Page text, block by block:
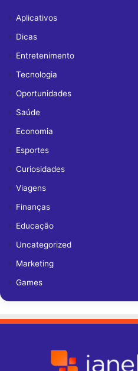
Aplicativos
Dicas
Entretenimento
Tecnologia
Oportunidades
Saúde
Economia
Esportes
Curiosidades
Viagens
Finanças
Educação
Uncategorized
Marketing
Games